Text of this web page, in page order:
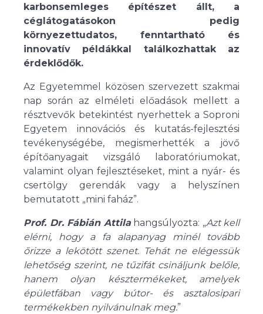
karbonsemleges építészet állt, a
céglátogatásokon pedig
környezettudatos, fenntartható és
innovatív példákkal találkozhattak az
érdeklődők.
Az Egyetemmel közösen szervezett szakmai
nap során az elméleti előadások mellett a
résztvevők betekintést nyerhettek a Soproni
Egyetem innovációs és kutatás-fejlesztési
tevékenységébe, megismerhették a jövő
építőanyagait vizsgáló laboratóriumokat,
valamint olyan fejlesztéseket, mint a nyár- és
csertölgy gerendák vagy a helyszínen
bemutatott „mini faház”.
Prof. Dr. Fábián Attilahangsúlyozta: „Azt kell
elérni, hogy a fa alapanyag minél tovább
őrizze a lekötött szenet. Tehát ne elégessük
lehetőség szerint, ne tűzifát csináljunk belőle,
hanem olyan késztermékeket, amelyek
épületfában vagy bútor- és asztalosipari
termékekben nyilvánulnak meg.”